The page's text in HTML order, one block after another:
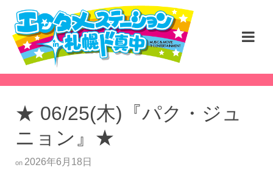
★ 06/25(木)『パク・ジュ
ニョン』★
on 2026年6月18日